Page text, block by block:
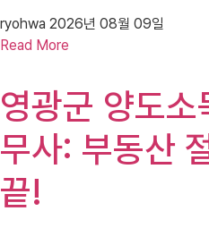
ryohwa 2026년 08월 09일
Read More
영광군 양도소
무사: 부동산
끝!